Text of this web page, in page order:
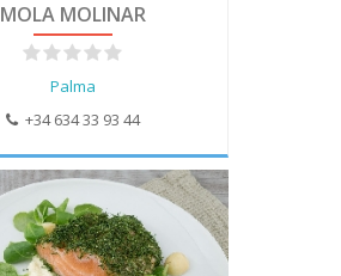
MOLA MOLINAR
Palma
+34 634 33 93 44